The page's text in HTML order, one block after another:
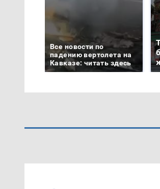
Все новости по
падению вертолета на
Кавказе: читать здесь